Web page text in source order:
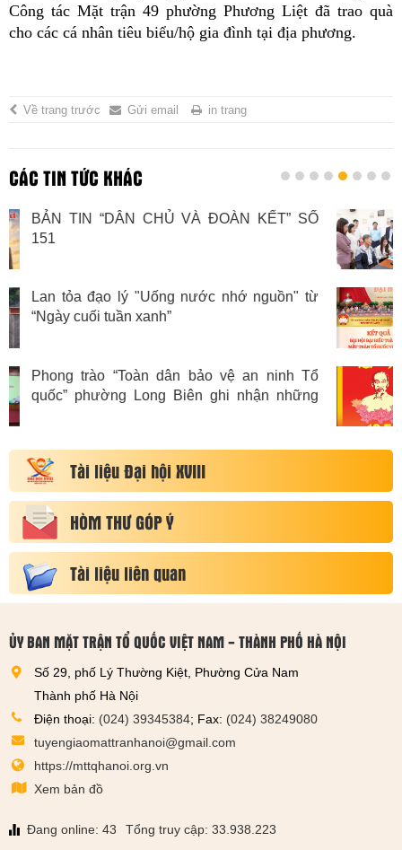
Công tác Mặt trận 49 phường Phương Liệt đã trao quà
cho các cá nhân tiêu biểu/hộ gia đình tại địa phương.
Về trang trước Gửi email in trang
CÁC TIN TỨC KHÁC
SỐ
từ
ninh Tổ
những
Tuyên truyền, vận động xây
lòng dân” vững chắc tại cơ sở
KẾT QUẢ ĐẠI HỘI ĐẠI BIỂU
MẶT TRẬN TỔ QUỐC VIỆT
BẢN TIN “DÂN CHỦ VÀ ĐOÀN
149
Tài liệu Đại hội XVIII
HÒM THƯ GÓP Ý
Tài liệu liên quan
ỦY BAN MẶT TRẬN TỔ QUỐC VIỆT NAM - THÀNH PHỐ HÀ NỘI
Số 29, phố Lý Thường Kiệt, Phường Cửa Nam
Thành phố Hà Nội
Điện thoại: (024) 39345384; Fax: (024) 38249080
tuyengiaomattranhanoi@gmail.com
https://mttqhanoi.org.vn
Xem bản đồ
Đang online: 43 Tổng truy cập: 33.938.223